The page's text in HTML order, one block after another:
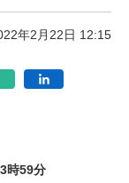
年2月22日 12:15
時59分